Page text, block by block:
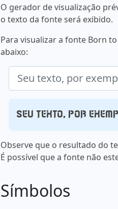
O gerador de visualização
o texto da fonte será exibido.
Para visualizar a fonte Born
abaixo:
Seu texto, por
Observe que o resultado do
É possível que a fonte não
Símbolos